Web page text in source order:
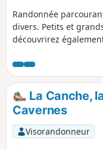
Randonnée
divers. Petits et
découvrirez
La Canche,
Cavernes
Visorandonneur